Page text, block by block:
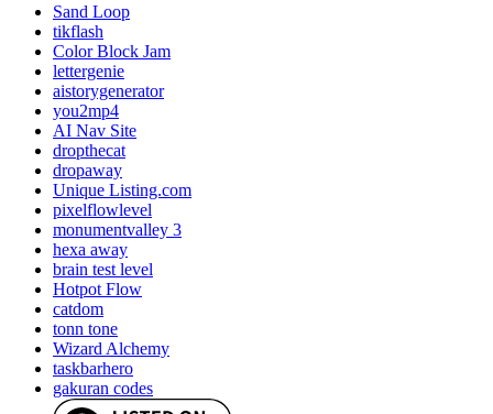
Sand Loop
tikflash
Color Block Jam
lettergenie
aistorygenerator
you2mp4
AI Nav Site
dropthecat
dropaway
Unique Listing.com
pixelflowlevel
monumentvalley 3
hexa away
brain test level
Hotpot Flow
catdom
tonn tone
Wizard Alchemy
taskbarhero
gakuran codes